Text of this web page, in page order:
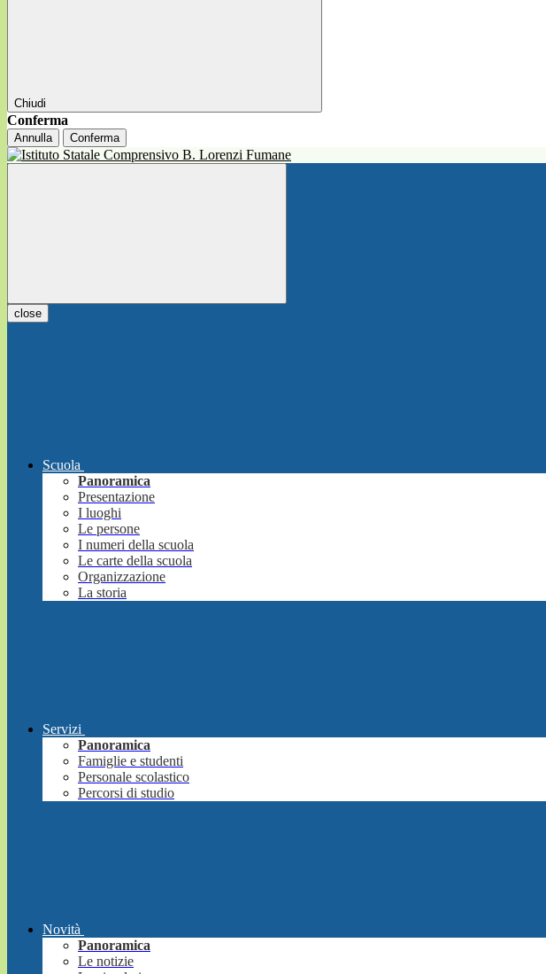
Chiudi
Conferma
Annulla Conferma
close
Scuola
Panoramica
Presentazione
I luoghi
Le persone
I numeri della scuola
Le carte della scuola
Organizzazione
La storia
Servizi
Panoramica
Famiglie e studenti
Personale scolastico
Percorsi di studio
Novità
Panoramica
Le notizie